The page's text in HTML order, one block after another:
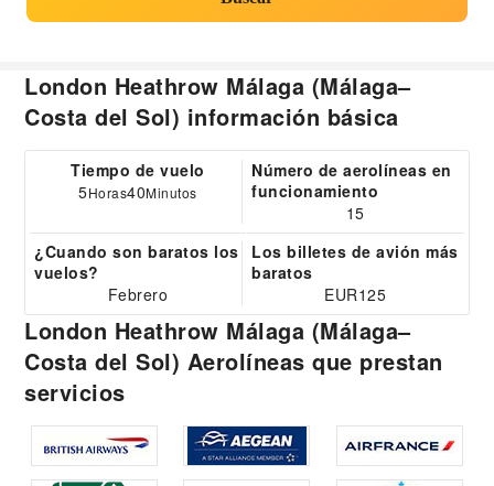
London Heathrow Málaga (Málaga–
Costa del Sol) información básica
Tiempo de vuelo
5Horas40Minutos
Número de aerolíneas en
funcionamiento
15
¿Cuando son baratos los
vuelos?
Febrero
Los billetes de avión más
baratos
EUR125
London Heathrow Málaga (Málaga–
Costa del Sol) Aerolíneas que prestan
servicios